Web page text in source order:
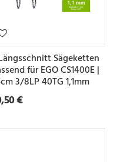
Sägeketten
für EGO CS1400E |
3/8LP 40TG 1,1mm
€